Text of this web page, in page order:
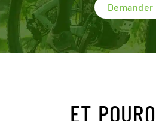
Demander
ET